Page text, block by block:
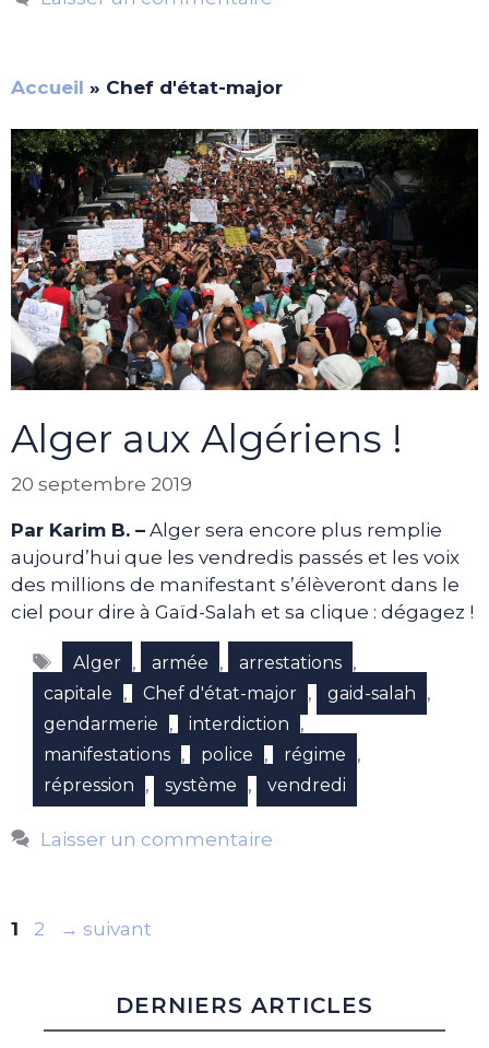
Accueil » Chef d'état-major
Alger aux Algériens !
20 septembre 2019
Par Karim B. – Alger sera encore plus remplie
aujourd’hui que les vendredis passés et les voix
des millions de manifestant s’élèveront dans le
ciel pour dire à Gaïd-Salah et sa clique : dégagez !
Étiquettes
Alger , armée , arrestations ,
capitale , Chef d'état-major , gaid-salah ,
gendarmerie , interdiction ,
manifestations , police , régime ,
répression , système , vendredi
Laisser un commentaire
Page
1 Page
2 → suivant
DERNIERS ARTICLES